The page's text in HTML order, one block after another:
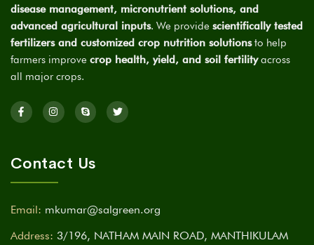
disease management, micronutrient solutions, and
advanced agricultural inputs. We provide scientifically tested
fertilizers and customized crop nutrition solutionsto help
farmers improve crop health, yield, and soil fertilityacross
all major crops.
Contact Us
Email: mkumar@salgreen.org
Address: 3/196, NATHAM MAIN ROAD, MANTHIKULAM